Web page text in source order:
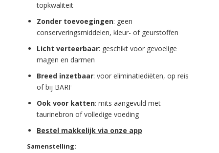
topkwaliteit
Zonder toevoegingen: geen
conserveringsmiddelen, kleur- of geurstoffen
Licht verteerbaar: geschikt voor gevoelige
magen en darmen
Breed inzetbaar: voor eliminatiediëten, op reis
of bij BARF
Ook voor katten: mits aangevuld met
taurinebron of volledige voeding
Bestel makkelijk via onze app
Samenstelling: